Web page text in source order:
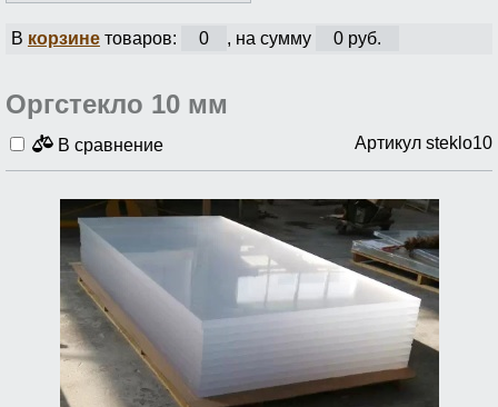
В корзинетоваров: 0 , на сумму 0 руб.
Оргстекло 10 мм
В сравнение Артикул steklo10